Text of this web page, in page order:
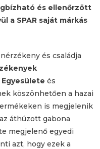
és ellenőrzött
a SPAR saját márkás
és családja
és
köszönhetően a hazai
is megjelenik
áthúzott gabona
megjelenő egyedi
azt, hogy ezek a